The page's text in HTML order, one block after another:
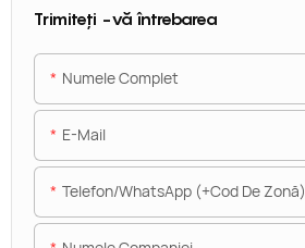
Trimiteți -vă întrebarea
Numele Complet
E-Mail
Telefon/WhatsApp (+Cod De Zonă)